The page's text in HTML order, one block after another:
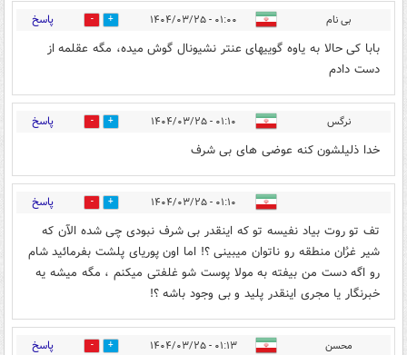
بی نام ۰۱:۰۰ - ۱۴۰۴/۰۳/۲۵ 6 پاسخ
بابا کی حالا به یاوه گوییهای عنتر نشیونال گوش میده، مگه عقلمه از
دست دادم
نرگس ۰۱:۱۰ - ۱۴۰۴/۰۳/۲۵ 8 پاسخ
خدا ذلیلشون کنه عوضی های بی شرف
۰۱:۱۰ - ۱۴۰۴/۰۳/۲۵ 5 پاسخ
تف تو روت بیاد نفیسه تو که اینقدر بی شرف نبودی چی شده الآن که
شیر غرٌان منطقه رو ناتوان میبینی ؟! اما اون پوریای پلشت بفرمائید شام
رو اگه دست من بیفته به مولا پوست شو غلفتی میکنم ، مگه میشه یه
خبرنگار یا مجری اینقدر پلید و بی وجود باشه ؟!
محسن ۰۱:۱۳ - ۱۴۰۴/۰۳/۲۵ 3 پاسخ